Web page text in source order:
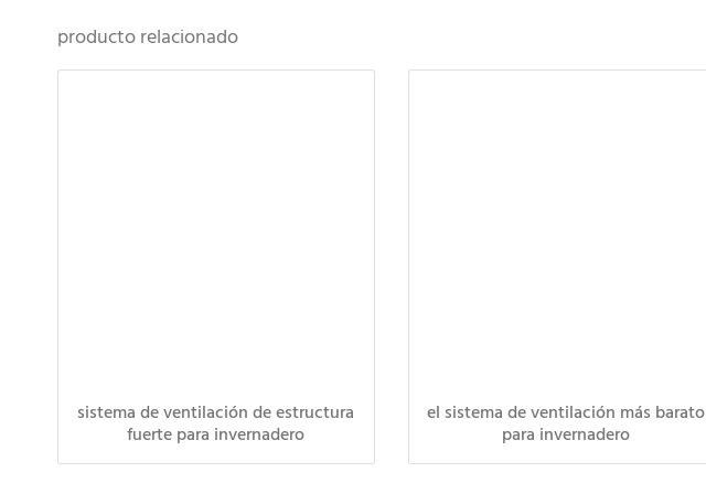
producto relacionado
sistema de ventilación de estructura
fuerte para invernadero
el sistema de ventilación más barato
para invernadero